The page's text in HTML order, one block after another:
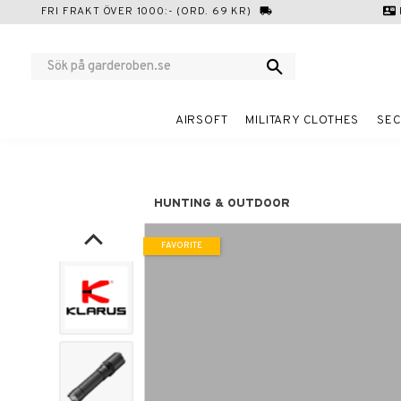
FRI FRAKT ÖVER 1000:- (ORD. 69 KR) local_shipping contact_mail
AIRSOFT MILITARY CLOTHES
HUNTING & OUTDOOR
FAVORITE